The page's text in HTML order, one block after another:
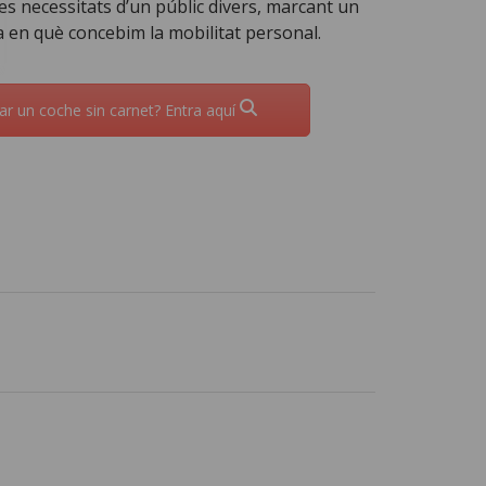
necessitats d’un públic divers, marcant un
què concebim la mobilitat personal.
un coche sin carnet? Entra aquí